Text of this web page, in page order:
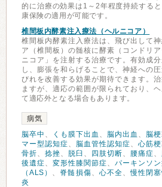
的に治療の効果は1～2年程度持続する
康保険の適用が可能です。
椎間板内酵素注入療法（ヘルニコア）
椎間板内酵素注入療法は、飛び出して
ア（椎間板）の髄核に酵素（コンドリ
ニコア」を注射する治療です。有効成
し、膨張を和らげることで、神経への
びれを改善する効果が期待できます。
ますが、適応の範囲が限られており、
て適応外となる場合もあります。
病気
脳卒中 、 くも膜下出血 、 脳内出血 、 脳
マー型認知症、 脳血管性認知症、 心筋
骨折、 捻挫、 脱臼 、 四肢切断、 腰痛症、
後遺症、 変形性膝関節症、 パーキンソ
（ALS） 、 脊髄損傷、 心不全、慢性閉
炎